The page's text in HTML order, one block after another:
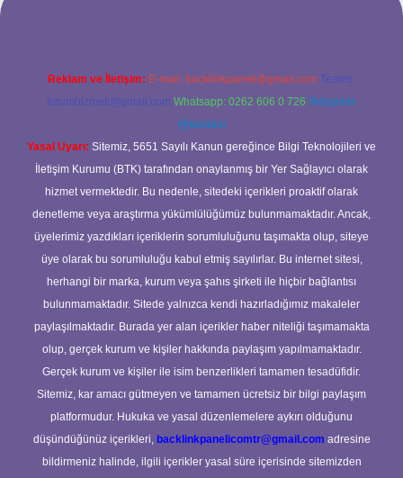
Reklam ve İletişim: E-mail: backlinkpaneli@gmail.com Teams:
forumhizmeti@gmail.com Whatsapp: 0262 606 0 726 Telegram:
@karabul
Yasal Uyarı: Sitemiz, 5651 Sayılı Kanun gereğince Bilgi Teknolojileri ve
İletişim Kurumu (BTK) tarafından onaylanmış bir Yer Sağlayıcı olarak
hizmet vermektedir. Bu nedenle, sitedeki içerikleri proaktif olarak
denetleme veya araştırma yükümlülüğümüz bulunmamaktadır. Ancak,
üyelerimiz yazdıkları içeriklerin sorumluluğunu taşımakta olup, siteye
üye olarak bu sorumluluğu kabul etmiş sayılırlar. Bu internet sitesi,
herhangi bir marka, kurum veya şahıs şirketi ile hiçbir bağlantısı
bulunmamaktadır. Sitede yalnızca kendi hazırladığımız makaleler
paylaşılmaktadır. Burada yer alan içerikler haber niteliği taşımamakta
olup, gerçek kurum ve kişiler hakkında paylaşım yapılmamaktadır.
Gerçek kurum ve kişiler ile isim benzerlikleri tamamen tesadüfidir.
Sitemiz, kar amacı gütmeyen ve tamamen ücretsiz bir bilgi paylaşım
platformudur. Hukuka ve yasal düzenlemelere aykırı olduğunu
düşündüğünüz içerikleri, backlinkpanelicomtr@gmail.com adresine
bildirmeniz halinde, ilgili içerikler yasal süre içerisinde sitemizden